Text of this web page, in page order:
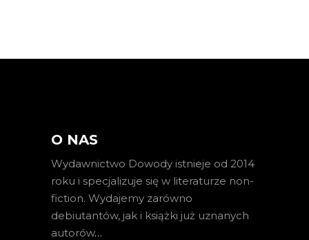
O NAS
Wydawnictwo Dowody istnieje od 2014
roku i specjalizuje się w literaturze non-
fiction. Wydajemy zarówno
debiutantów, jak i książki już uznanych
autorów…